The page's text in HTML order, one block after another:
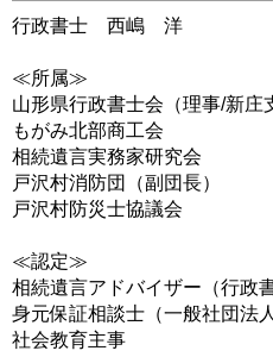
行政書士 西嶋 洋
≪所属≫
山形県行政書士会（理事/新庄
もがみ北部商工会
相続遺言実務家研究会
戸沢村消防団（副団長）
戸沢村防災士協議会
≪認定≫
相続遺言アドバイザー（行政
身元保証相談士（一般社団法
社会教育主事